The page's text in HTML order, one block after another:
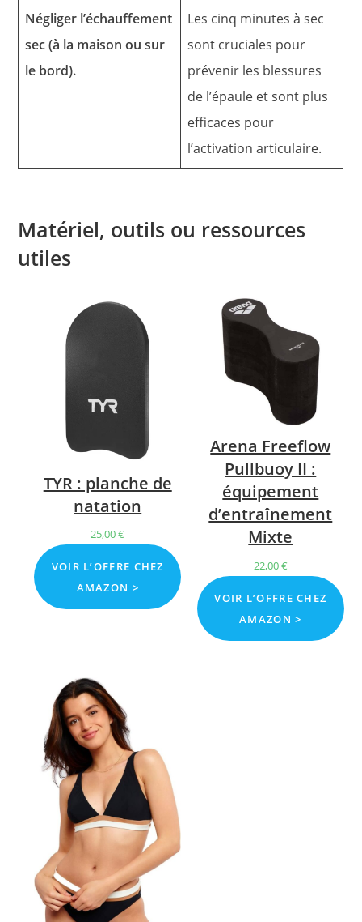
Négliger l’échauffement
sec (à la maison ou sur
le bord).
Les cinq minutes à sec
sont cruciales pour
prévenir les blessures
de l’épaule et sont plus
efficaces pour
l’activation articulaire.
Matériel, outils ou ressources
utiles
TYR : planche de
natation
25,00€
VOIR L’OFFRE CHEZ
AMAZON >
Arena Freeflow
Pullbuoy II :
équipement
d’entraînement
Mixte
22,00€
VOIR L’OFFRE CHEZ
AMAZON >